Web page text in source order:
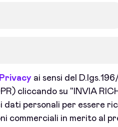
ai sensi del
cliccando su "INVIA
dati personali per essere
commerciali in merito al